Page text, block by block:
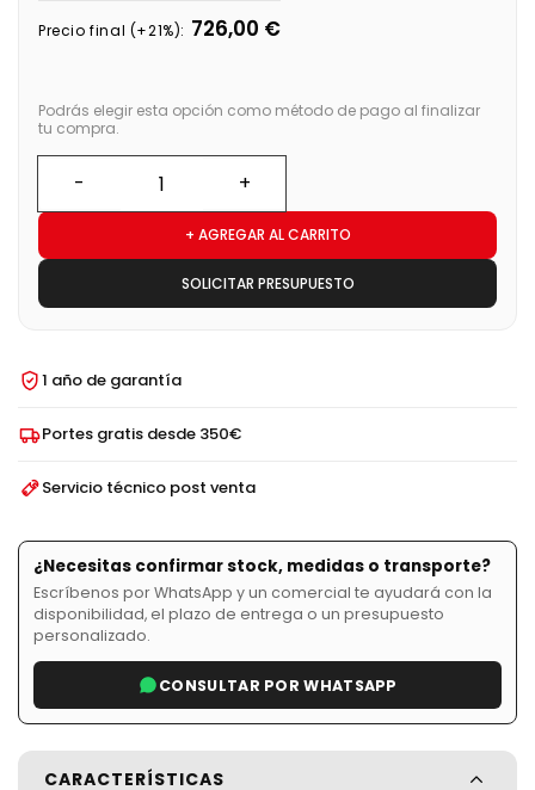
Precio final (+21%): 726,00 €
Podrás elegir esta opción como método de pago al finalizar
tu compra.
+ AGREGAR AL CARRITO
SOLICITAR PRESUPUESTO
1 año de garantía
Portes gratis desde 350€
Servicio técnico post venta
¿Necesitas confirmar stock, medidas o transporte?
Escríbenos por WhatsApp y un comercial te ayudará con la
disponibilidad, el plazo de entrega o un presupuesto
personalizado.
CONSULTAR POR WHATSAPP
CARACTERÍSTICAS